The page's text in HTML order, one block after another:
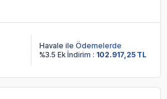
Havale ile Ödemelerde
%3.5 Ek İndirim : 102.917,25 TL